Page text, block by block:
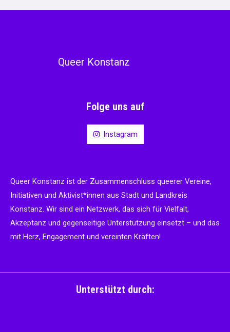
Queer Konstanz
Folge uns auf
Instagram
Queer Konstanz ist der Zusammenschluss queerer Vereine,
Initiativen und Aktivist*innen aus Stadt und Landkreis
Konstanz. Wir sind ein Netzwerk, das sich für Vielfalt,
Akzeptanz und gegenseitige Unterstützung einsetzt – und das
mit Herz, Engagement und vereinten Kräften!
Unterstützt durch: